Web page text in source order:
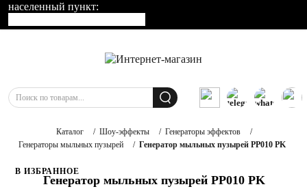
населенный пункт:
Каталог / Шоу-эффекты / Генераторы эффектов
/
Генераторы мыльных пузырей
/ Генератор мыльных пузырей PP010 PK
В ИЗБРАННОЕ
Генератор мыльных пузырей PP010 PK